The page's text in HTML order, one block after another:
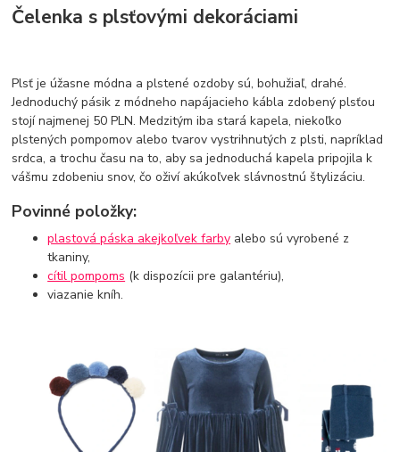
Čelenka s plsťovými dekoráciami
Plsť je úžasne módna a plstené ozdoby sú, bohužiaľ, drahé.
Jednoduchý pásik z módneho napájacieho kábla zdobený plsťou
stojí najmenej 50 PLN. Medzitým iba stará kapela, niekoľko
plstených pompomov alebo tvarov vystrihnutých z plsti, napríklad
srdca, a trochu času na to, aby sa jednoduchá kapela pripojila k
vášmu zdobeniu snov, čo oživí akúkoľvek slávnostnú štylizáciu.
Povinné položky:
plastová páska akejkoľvek farby alebo sú vyrobené z
tkaniny,
cítil pompoms (k dispozícii pre galantériu),
viazanie kníh.